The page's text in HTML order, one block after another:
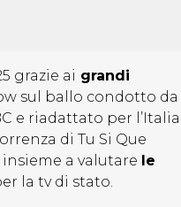
grazie ai grandi
sul ballo condotto da
e riadattato per l’Italia
di Tu Si Que
a valutare le
la tv di stato.